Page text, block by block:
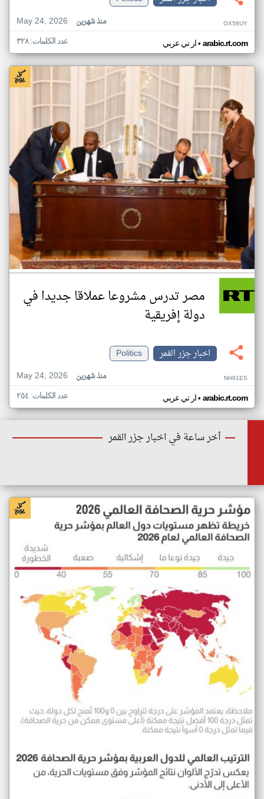
May 24, 2026
منذ شهرين OX58UY
ار تي عربي• arabic.rt.com عدد الكلمات: ٣٢٨
مصر تدرس مشروعا عملاقا جديدا في
دولة إفريقية
اخبار جزر القمر
Politics
May 24, 2026
منذ شهرين NH91ES
ار تي عربي• arabic.rt.com عدد الكلمات: ٢٥٤
أخر ساعة في اخبار جزر القمر